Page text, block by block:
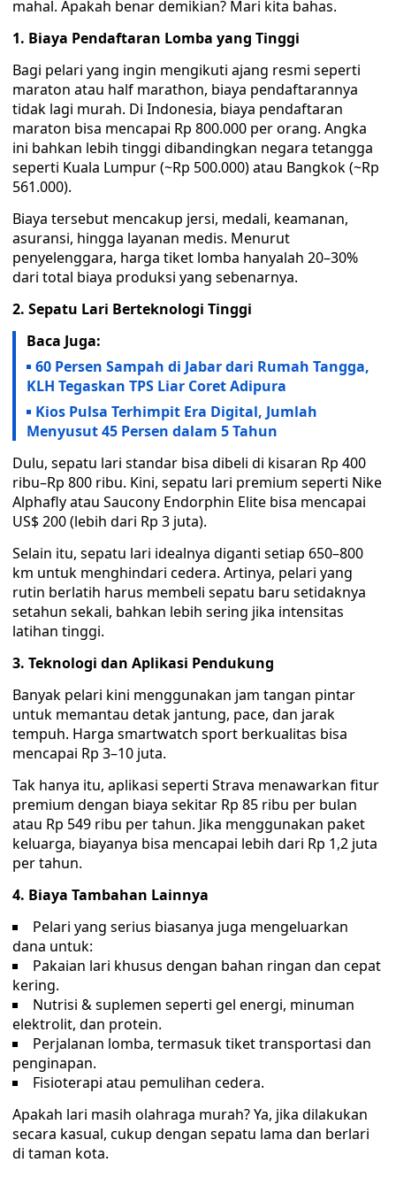
mahal. Apakah benar demikian? Mari kita bahas.
1. Biaya Pendaftaran Lomba yang Tinggi
Bagi pelari yang ingin mengikuti ajang resmi seperti
maraton atau half marathon, biaya pendaftarannya
tidak lagi murah. Di Indonesia, biaya pendaftaran
maraton bisa mencapai Rp 800.000 per orang. Angka
ini bahkan lebih tinggi dibandingkan negara tetangga
seperti Kuala Lumpur (~Rp 500.000) atau Bangkok (~Rp
561.000).
Biaya tersebut mencakup jersi, medali, keamanan,
asuransi, hingga layanan medis. Menurut
penyelenggara, harga tiket lomba hanyalah 20–30%
dari total biaya produksi yang sebenarnya.
2. Sepatu Lari Berteknologi Tinggi
Baca Juga:
60 Persen Sampah di Jabar dari Rumah Tangga,
KLH Tegaskan TPS Liar Coret Adipura
Kios Pulsa Terhimpit Era Digital, Jumlah
Menyusut 45 Persen dalam 5 Tahun
Dulu, sepatu lari standar bisa dibeli di kisaran Rp 400
ribu–Rp 800 ribu. Kini, sepatu lari premium seperti Nike
Alphafly atau Saucony Endorphin Elite bisa mencapai
US$ 200 (lebih dari Rp 3 juta).
Selain itu, sepatu lari idealnya diganti setiap 650–800
km untuk menghindari cedera. Artinya, pelari yang
rutin berlatih harus membeli sepatu baru setidaknya
setahun sekali, bahkan lebih sering jika intensitas
latihan tinggi.
3. Teknologi dan Aplikasi Pendukung
Banyak pelari kini menggunakan jam tangan pintar
untuk memantau detak jantung, pace, dan jarak
tempuh. Harga smartwatch sport berkualitas bisa
mencapai Rp 3–10 juta.
Tak hanya itu, aplikasi seperti Strava menawarkan fitur
premium dengan biaya sekitar Rp 85 ribu per bulan
atau Rp 549 ribu per tahun. Jika menggunakan paket
keluarga, biayanya bisa mencapai lebih dari Rp 1,2 juta
per tahun.
4. Biaya Tambahan Lainnya
Pelari yang serius biasanya juga mengeluarkan
dana untuk:
Pakaian lari khusus dengan bahan ringan dan cepat
kering.
Nutrisi & suplemen seperti gel energi, minuman
elektrolit, dan protein.
Perjalanan lomba, termasuk tiket transportasi dan
penginapan.
Fisioterapi atau pemulihan cedera.
Apakah lari masih olahraga murah? Ya, jika dilakukan
secara kasual, cukup dengan sepatu lama dan berlari
di taman kota.